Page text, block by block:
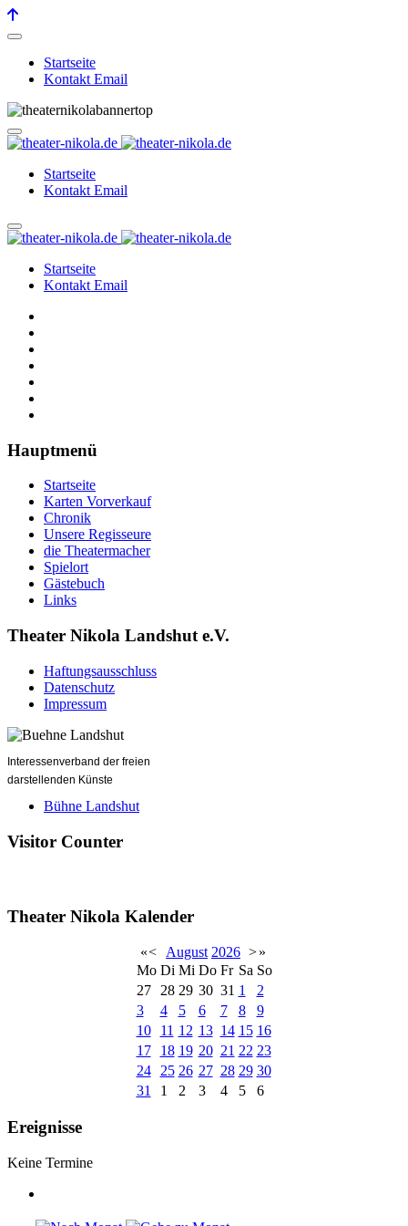
Startseite
Kontakt Email
Startseite
Kontakt Email
Startseite
Kontakt Email
Hauptmenü
Startseite
Karten Vorverkauf
Chronik
Unsere Regisseure
die Theatermacher
Spielort
Gästebuch
Links
Theater Nikola Landshut e.V.
Haftungsausschluss
Datenschutz
Impressum
Interessenverband der freien
darstellenden Künste
Bühne Landshut
Visitor Counter
Theater Nikola Kalender
«< August 2026 >»
Mo Di Mi Do Fr Sa So
27
28 29 30 31 1
2
3
4 5 6 7 8
9
10
11 12 13 14 15 16
17
18 19 20 21 22 23
24
25 26 27 28 29 30
31
1 2 3 4 5 6
Ereignisse
Keine Termine